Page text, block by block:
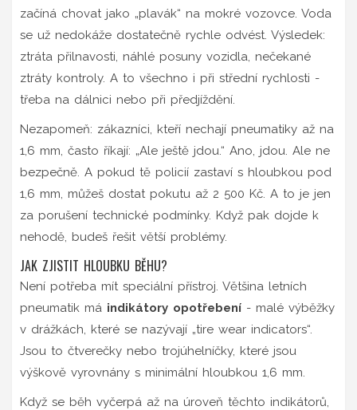
začíná chovat jako „plavák“ na mokré vozovce. Voda
se už nedokáže dostatečně rychle odvést. Výsledek:
ztráta přilnavosti, náhlé posuny vozidla, nečekané
ztráty kontroly. A to všechno i při střední rychlosti -
třeba na dálnici nebo při předjíždění.
Nezapomeň: zákazníci, kteří nechají pneumatiky až na
1,6 mm, často říkají: „Ale ještě jdou.“ Ano, jdou. Ale ne
bezpečně. A pokud tě policií zastaví s hloubkou pod
1,6 mm, můžeš dostat pokutu až 2 500 Kč. A to je jen
za porušení technické podmínky. Když pak dojde k
nehodě, budeš řešit větší problémy.
JAK ZJISTIT HLOUBKU BĚHU?
Není potřeba mít speciální přístroj. Většina letních
pneumatik má indikátory opotřebení - malé výběžky
v drážkách, které se nazývají „tire wear indicators“.
Jsou to čtverečky nebo trojúhelníčky, které jsou
výškově vyrovnány s minimální hloubkou 1,6 mm.
Když se běh vyčerpá až na úroveň těchto indikátorů,